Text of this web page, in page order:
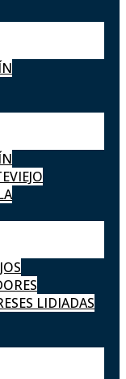
LIDIADAS